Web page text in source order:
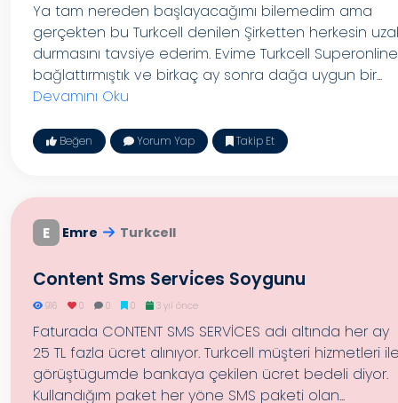
Ya tam nereden başlayacağımı bilemedim ama
gerçekten bu Turkcell denilen Şirketten herkesin
durmasını tavsiye ederim. Evime Turkcell Superonline
bağlattırmıştık ve birkaç ay sonra dağa uygun bir...
Devamını Oku
Beğen Yorum Yap Takip Et
E Emre Turkcell
Content Sms Servi̇ces Soygunu
916 0 0 0 3 yıl önce
Faturada CONTENT SMS SERVİCES adı altında her ay
25 TL fazla ücret alınıyor. Turkcell müşteri hizmetleri
görüştügumde bankaya çekilen ücret bedeli diyor.
Kullandığım paket her yöne SMS paketi olan...